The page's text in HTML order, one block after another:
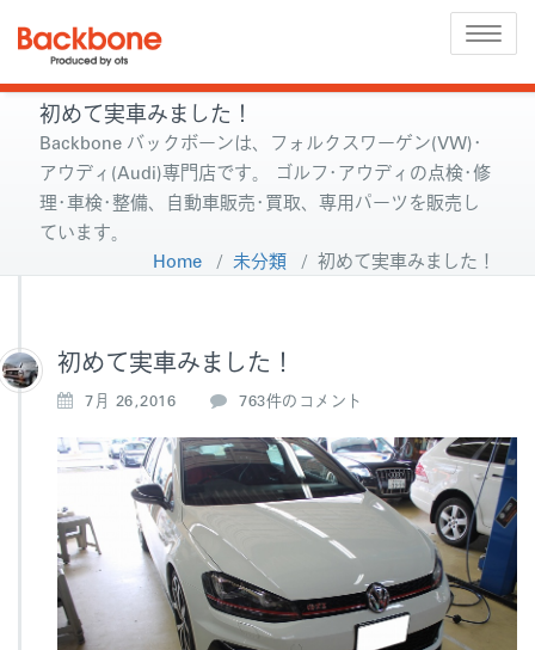
Toggle
初めて実車みました！
Backbone バックボーンは、フォルクスワーゲン(VW)･
アウディ(Audi)専門店です。 ゴルフ･アウディの点検･修
理･車検･整備、自動車販売･買取、専用パーツを販売し
ています。
Home / 未分類 / 初めて実車みました！
初めて実車みました！
7月 26,2016
初
て
実
車
し
た！
へ
の
763件のコメント